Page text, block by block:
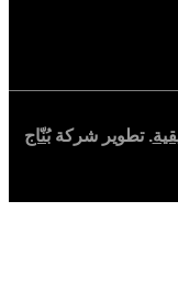
. تطوير شركةبُنّاج